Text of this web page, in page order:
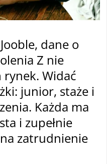
dane o
Z nie
rynek. Widać
junior, staże i
Każda ma
i zupełnie
zatrudnienie